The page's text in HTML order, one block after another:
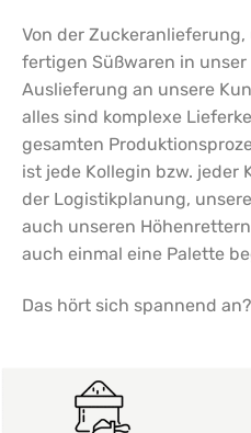
Von der
fertigen Süßwaren in
Auslieferung an unsere
alles sind komplexe
gesamten
ist jede Kollegin bzw. jeder
der Logistikplanung,
auch unseren
auch einmal eine Palette
Das hört sich spannend an?